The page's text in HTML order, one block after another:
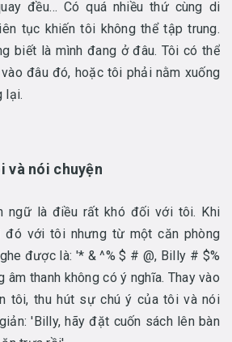
đều… Có quá nhiều thứ cùng di
tục khiến tôi không thể tập trung.
biết là mình đang ở đâu. Tôi có thể
đâu đó, hoặc tôi phải nằm xuống
lại.
và nói chuyện
ngữ là điều rất khó đối với tôi. Khi
đó với tôi nhưng từ một căn phòng
được là: '* & ^% $ # @, Billy # $%
âm thanh không có ý nghĩa. Thay vào
tôi, thu hút sự chú ý của tôi và nói
'Billy, hãy đặt cuốn sách lên bàn